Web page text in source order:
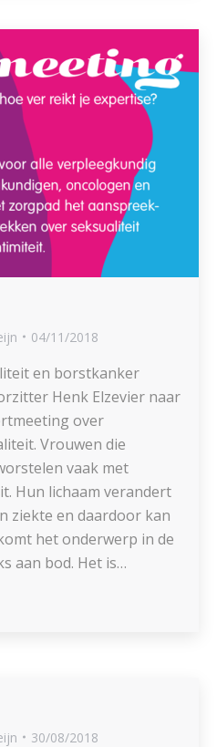
04/11/2018
en borstkanker
Henk Elzevier naar
over
Vrouwen die
vaak met
Hun lichaam verandert
ziekte en daardoor kan
het onderwerp in de
aan bod. Het is…
30/08/2018